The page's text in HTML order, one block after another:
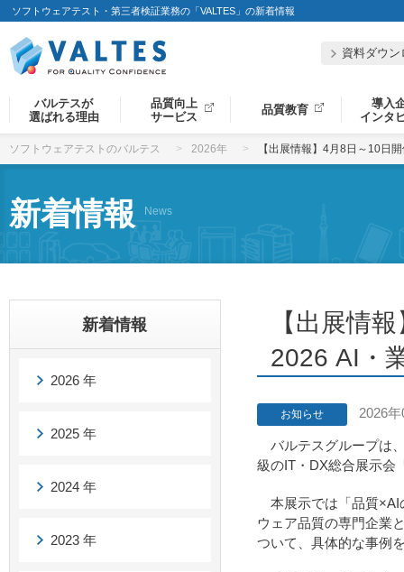
ソフトウェアテスト・第三者検証業務の「VALTES」の新着情報
資料ダウン
バルテスが
選ばれる理由
品質向上
サービス
品質教育
導入
インタ
ソフトウェアテストのバルテス 2026年 【出展情報】4月8日～10日
新着情報 News
【出展情
2026 AI・
お知らせ 2026
バルテスグループは
級のIT・DX総合展示会
本展示では「品質×AI
ウェア品質の専門企業
ついて、具体的な事例
新着情報
2026 年
2025 年
2024 年
2023 年